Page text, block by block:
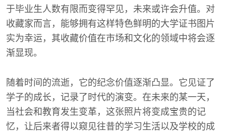
于毕业生人数有限而变得罕见，未来或许会升值。对
收藏家而言，能够拥有这样特色鲜明的大学证书图片
实为幸运，其收藏价值在市场和文化的领域中将会逐
渐显现。
随着时间的流逝，它的纪念价值逐渐凸显。它见证了
学子的成长，记录了时代的演变。在未来的某一天，
当社会和教育发生变革，这张照片将变成宝贵的记
忆，让后来者得以窥见往昔的学习生活以及学校的成